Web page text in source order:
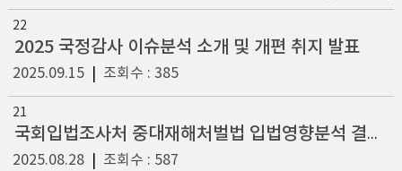
22
2025 국정감사 이슈분석 소개 및 개편 취지 발표
2025.09.15| 조회수 : 385
21
국회입법조사처 중대재해처벌법 입법영향분석 결과 발표 기자브리핑 참석
2025.08.28| 조회수 : 587